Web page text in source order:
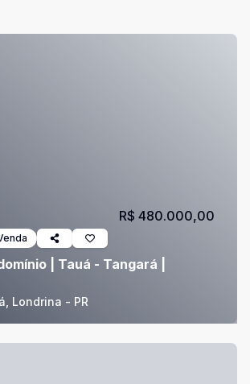
| Tauá - Tangará |
Londrina - PR
R$ 480.000,00